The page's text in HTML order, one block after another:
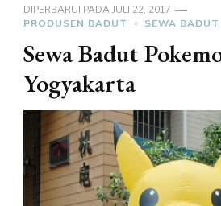
DIPERBARUI PADAJULI 22, 2017
PRODUSEN BADUT
SEWA
Sewa Badut
Yogyakarta